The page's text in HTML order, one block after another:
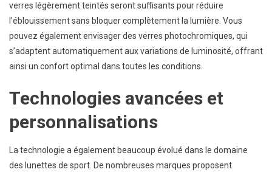
verres légèrement teintés seront suffisants pour réduire
l’éblouissement sans bloquer complètement la lumière. Vous
pouvez également envisager des verres photochromiques, qui
s’adaptent automatiquement aux variations de luminosité, offrant
ainsi un confort optimal dans toutes les conditions.
Technologies avancées et
personnalisations
La technologie a également beaucoup évolué dans le domaine
des lunettes de sport. De nombreuses marques proposent